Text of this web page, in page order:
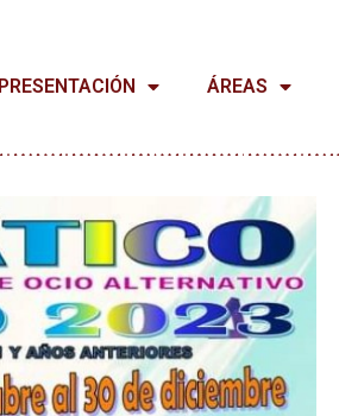
PRESENTACIÓN ÁREAS